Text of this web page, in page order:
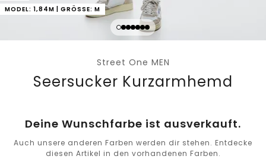
MODEL: 1,84M | GRÖSSE: M
Street One MEN
Seersucker Kurzarmhemd
Deine Wunschfarbe ist ausverkauft.
Auch unsere anderen Farben werden dir stehen. Entdecke
diesen Artikel in den vorhandenen Farben.